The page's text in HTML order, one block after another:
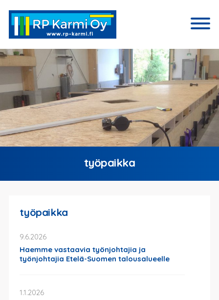
työpaikka
työpaikka
9.6.2026
Haemme vastaavia työnjohtajia ja
työnjohtajia Etelä-Suomen talousalueelle
1.1.2026